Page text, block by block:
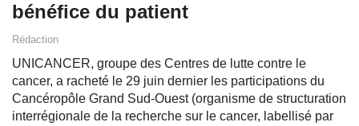
bénéfice du patient
Rédaction
UNICANCER, groupe des Centres de lutte contre le
cancer, a racheté le 29 juin dernier les participations du
Cancéropôle Grand Sud-Ouest (organisme de structuration
interrégionale de la recherche sur le cancer, labellisé par